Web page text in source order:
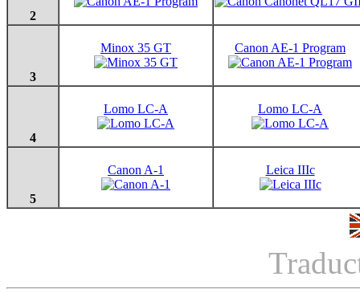
2
3
Minox 35 GT Canon AE-1 Program
4
Lomo LC-A Lomo LC-A
5
Canon A-1 Leica IIIc